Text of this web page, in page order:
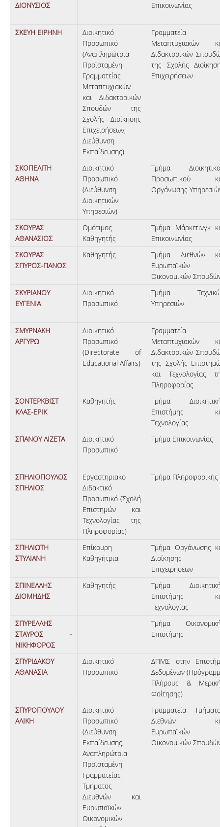
ΔΙΟΝΥΣΙΟΣ
Επικοινωνίας
ΣΚΕΥΗ ΕΙΡΗΝΗ
Διοικητικό
Προσωπικό
(Αναπληρώτρια
Προϊσταμένη
Γραμματείας
Μεταπτυχιακών
και Διδακτορικών
Σπουδών της
Σχολής Διοίκησης
Επιχειρήσεων,
Διεύθυνση
Εκπαίδευσης)
Γραμματεία
Μεταπτυχιακών
Διδακτορικών
της Σχολής
Επιχειρήσεων
ΣΚΟΠΕΛΙΤΗ
ΑΘΗΝΑ
Διοικητικό
Προσωπικό
(Διεύθυνση
Διοικητικών
Υπηρεσιών)
Τμήμα
Προσωπικού
Οργάνωσης
ΣΚΟΥΡΑΣ
ΑΘΑΝΑΣΙΟΣ
Ομότιμος
Καθηγητής
Τμήμα Μάρκετινγκ
Επικοινωνίας
ΣΚΟΥΡΑΣ
ΣΠΥΡΟΣ-ΠΑΝΟΣ
Καθηγητής
Τμήμα Διεθνών
Ευρωπαϊκών
Οικονομικών
ΣΚΥΡΙΑΝΟΥ
ΕΥΓΕΝΙΑ
Διοικητικό
Προσωπικό
Τμήμα
Υπηρεσιών
ΣΜΥΡΝΑΚΗ
ΑΡΓΥΡΩ
Διοικητικό
Προσωπικό
(Directorate of
Educational Affairs)
Γραμματεία
Μεταπτυχιακών
Διδακτορικών
της Σχολής
και Τεχνολογίας
Πληροφορίας
ΣΟΝΤΕΡΚΒΙΣΤ
ΚΛΑΣ-ΕΡΙΚ
Καθηγητής
Τμήμα
Επιστήμης
Τεχνολογίας
ΣΠΑΝΟΥ ΛΙΖΕΤΑ
Διοικητικό
Προσωπικό
Τμήμα Επικοινωνίας
ΣΠΗΛΙΟΠΟΥΛΟΣ
ΣΠΗΛΙΟΣ
Εργαστηριακό
Διδακτικό
Προσωπικό (Σχολή
Επιστημών και
Τεχνολογίας της
Πληροφορίας)
Τμήμα Πληροφορικής
ΣΠΗΛΙΩΤΗ
ΣΤΥΛΙΑΝΗ
Επίκουρη
Καθηγήτρια
Τμήμα Οργάνωσης
Διοίκησης
Επιχειρήσεων
ΣΠΙΝΕΛΛΗΣ
ΔΙΟΜΗΔΗΣ
Καθηγητής
Τμήμα
Επιστήμης
Τεχνολογίας
ΣΠΥΡΕΛΛΗΣ
ΣΤΑΥΡΟΣ -
ΝΙΚΗΦΟΡΟΣ
Τμήμα
Επιστήμης
ΣΠΥΡΙΔΑΚΟΥ
ΑΘΑΝΑΣΙΑ
Διοικητικό
Προσωπικό
ΔΠΜΣ στην
Δεδομένων
Πλήρους &
Φοίτησης)
ΣΠΥΡΟΠΟΥΛΟΥ
ΑΛΙΚΗ
Διοικητικό
Προσωπικό
(Διεύθυνση
Εκπαίδευσης,
Αναπληρώτρια
Προϊσταμένη
Γραμματείας
Τμήματος
Διευθνών και
Ευρωπαϊκών
Οικονομικών
Γραμματεία
Διεθνών
Ευρωπαϊκών
Οικονομικών